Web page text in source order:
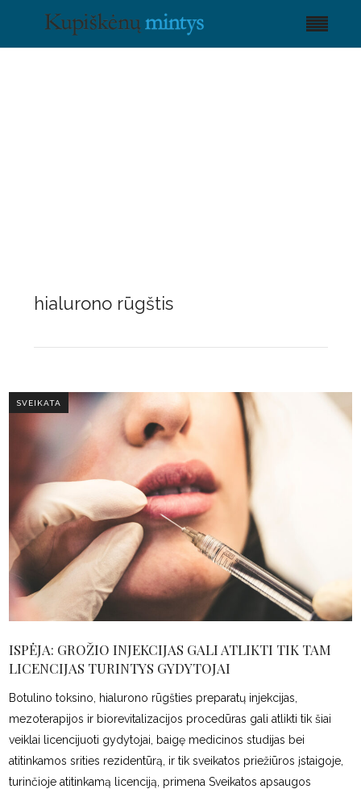
hialurono rūgštis
SVEIKATA
ISPĖJA: GROŽIO INJEKCIJAS GALI ATLIKTI TIK TAM
LICENCIJAS TURINTYS GYDYTOJAI
Botulino toksino, hialurono rūgšties preparatų injekcijas,
mezoterapijos ir biorevitalizacijos procedūras gali atlikti tik šiai
veiklai licencijuoti gydytojai, baigę medicinos studijas bei
atitinkamos srities rezidentūrą, ir tik sveikatos priežiūros įstaigoje,
turinčioje atitinkamą licenciją, primena Sveikatos apsaugos